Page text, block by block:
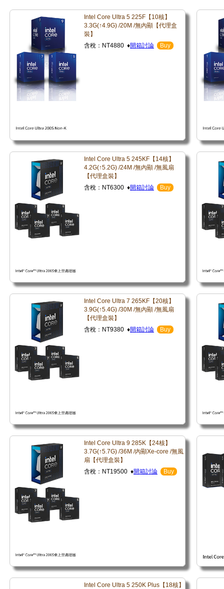
Intel Core Ultra 5 225F【10核】
3.3G(↑4.9G) /20M /無內顯【代理盒
裝】
含稅：NT4880 ♦開箱討論 Buy
Intel Core Ultra 5 245KF【14核】
4.2G(↑5.2G) /24M /無內顯 /無風扇
【代理盒裝】
含稅：NT6300 ♦開箱討論 Buy
Intel Core Ultra 7 265KF【20核】
3.9G(↑5.4G) /30M /無內顯 /無風扇
【代理盒裝】
含稅：NT9380 ♦開箱討論 Buy
Intel Core Ultra 9 285K【24核】
3.7G(↑5.7G) /36M /內顯Xe-core /無風
扇【代理盒裝】
含稅：NT19500 ♦開箱討論 Buy
Intel Core Ultra 5 250K Plus【18核】